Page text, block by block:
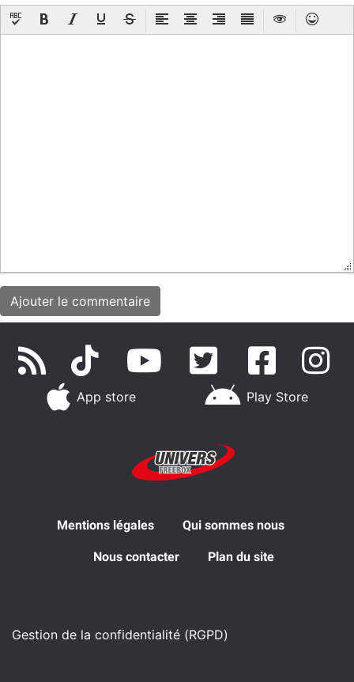
App store Play Store
Mentions légales Qui sommes nous
Nous contacter Plan du site
Gestion de la confidentialité (RGPD)